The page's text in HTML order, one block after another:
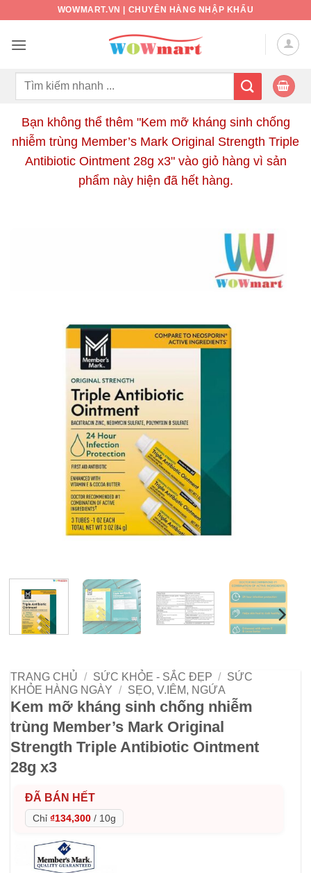
nội
WOWMART.VN | CHUYÊN HÀNG NHẬP KHẨU
Tìm
Bạn không thể thêm "Kem mỡ kháng sinh chống
nhiễm trùng Member’s Mark Original Strength Triple
Antibiotic Ointment 28g x3" vào giỏ hàng vì sản
phẩm này hiện đã hết hàng.
TRANG CHỦ / SỨC KHỎE - SẮC ĐẸP / SỨC
KHỎE HÀNG NGÀY / SẸO, V.IÊM, NGỨA
Kem mỡ kháng sinh chống nhiễm
trùng Member’s Mark Original
Strength Triple Antibiotic Ointment
28g x3
ĐÃ BÁN HẾT
Chỉ ₫134,300 / 10g